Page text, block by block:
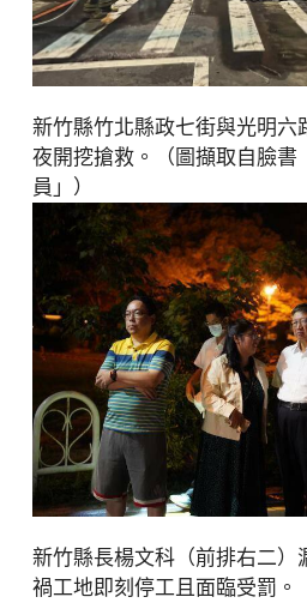
新竹縣竹北縣政七街與光明六
夜開挖搶救。（圖擷取自臉書
員」）
新竹縣長楊文科（前排右二）
禍工地即刻停工且面臨受罰。